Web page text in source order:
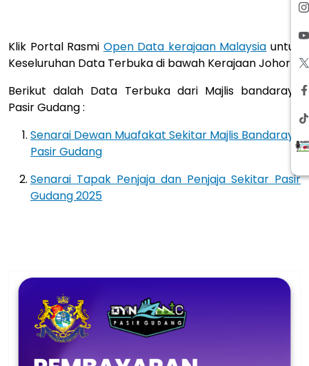
Klik Portal Rasmi Open Data kerajaan Malaysia untuk
Keseluruhan Data Terbuka di bawah Kerajaan Johor
Berikut dalah Data Terbuka dari Majlis bandaraya
Pasir Gudang :
Senarai Dewan Muafakat Sekitar Majlis Bandaraya
Pasir Gudang
Senarai Tapak Penjaja dan Penjaja Sekitar Pasir
Gudang 2025